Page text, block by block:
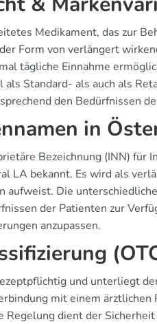
Medikament, das zur
Form von verlängert
tägliche Einnahme
Standard- als auch als
den Bedürfnissen
in
Bezeichnung (INN) für
LA bekannt. Es wird als
aufweist. Die
der Patienten zur
anzupassen.
und unterliegt
mit einem
Regelung dient der